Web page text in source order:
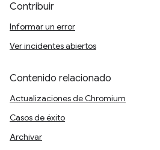
Contribuir
Informar un error
Ver incidentes abiertos
Contenido relacionado
Actualizaciones de Chromium
Casos de éxito
Archivar